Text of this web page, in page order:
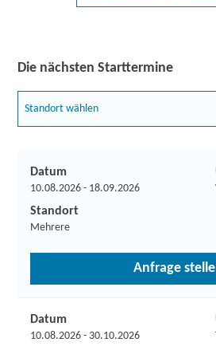
Die nächsten Starttermine
Standort wählen
Datum
10.08.2026 - 18.09.2026
Standort
Mehrere
Anfrage
Datum
10.08.2026 - 30.10.2026